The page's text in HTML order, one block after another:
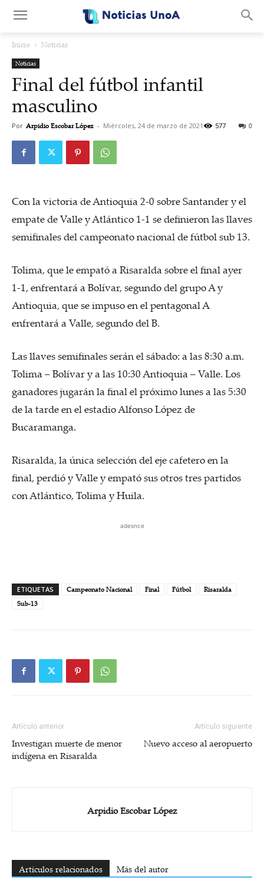
Inicio Noticias
Noticias
Final del fútbol infantil
masculino
Por Arpidio Escobar López - Miércoles, 24 de marzo de 2021 0
577
Con la victoria de Antioquia 2-0 sobre Santander y el
empate de Valle y Atlántico 1-1 se definieron las llaves
semifinales del campeonato nacional de fútbol sub 13.
Tolima, que le empató a Risaralda sobre el final ayer
1-1, enfrentará a Bolívar, segundo del grupo A y
Antioquia, que se impuso en el pentagonal A
enfrentará a Valle, segundo del B.
Las llaves semifinales serán el sábado: a las 8:30 a.m.
Tolima – Bolívar y a las 10:30 Antioquia – Valle. Los
ganadores jugarán la final el próximo lunes a las 5:30
de la tarde en el estadio Alfonso López de
Bucaramanga.
Risaralda, la única selección del eje cafetero en la
final, perdió y Valle y empató sus otros tres partidos
con Atlántico, Tolima y Huila.
adesnce
ETIQUETAS Campeonato Nacional Final Fútbol
Risaralda
Sub-13
Artículo anterior
Investigan muerte de menor
indígena en Risaralda
Artículo siguiente
Nuevo acceso al aeropuerto
Arpidio Escobar López
Artículos relacionados Más del autor